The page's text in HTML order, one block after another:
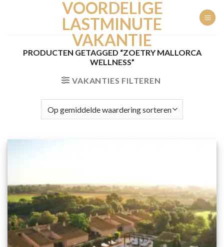
VOORDELIGE
LASTMINUTE
VAKANTIE
PRODUCTEN GETAGGED “ZOETRY MALLORCA
WELLNESS”
VAKANTIES FILTEREN